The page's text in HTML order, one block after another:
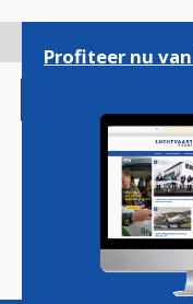
gaan
Magazine
Profiteer nu